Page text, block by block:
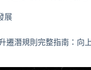
展
遷潛規則完整指南：向